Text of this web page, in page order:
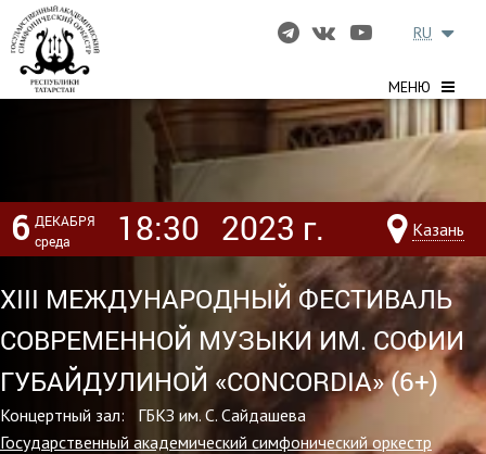
МЕНЮ
RU
6 ДЕКАБРЯ
среда
18:30 2023 г. Казань
XIII МЕЖДУНАРОДНЫЙ ФЕСТИВАЛЬ
СОВРЕМЕННОЙ МУЗЫКИ ИМ. СОФИИ
ГУБАЙДУЛИНОЙ «CONCORDIA» (6+)
Концертный зал: ГБКЗ им. С. Сайдашева
Государственный академический симфонический оркестр